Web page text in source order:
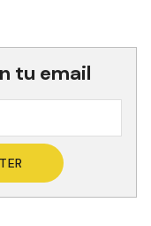
tu email